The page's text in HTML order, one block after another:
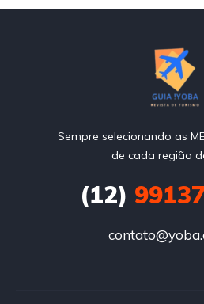
Sempre selecionando as
de cada região
(12)